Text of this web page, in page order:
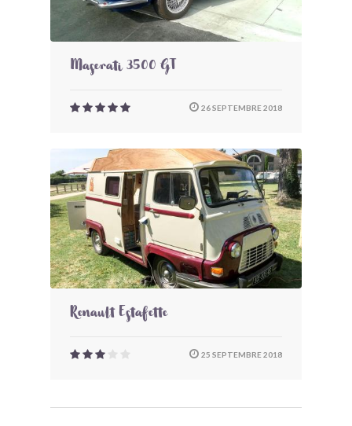
Maserati 3500 GT
26 SEPTEMBRE 2018
Renault Estafette
25 SEPTEMBRE 2018